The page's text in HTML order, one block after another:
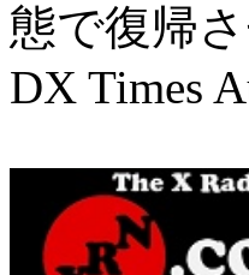
態で復帰
DX Times